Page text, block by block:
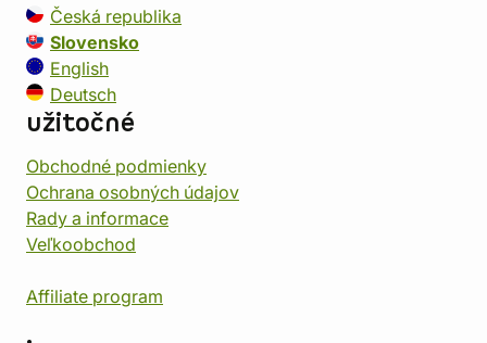
Česká republika
Slovensko
English
Deutsch
užitočné
Obchodné podmienky
Ochrana osobných údajov
Rady a informace
Veľkoobchod
Affiliate program